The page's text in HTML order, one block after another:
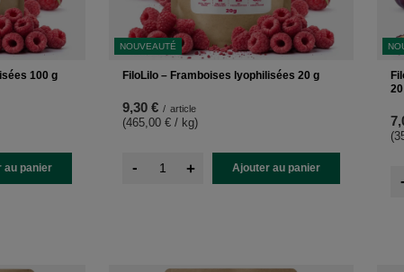
100 g
au panier
NOUVEAUTÉ
FiloLilo – Framboises lyophilisées 20 g
9,30 € / article
(465,00 € / kg)
- + Ajouter au panier
-